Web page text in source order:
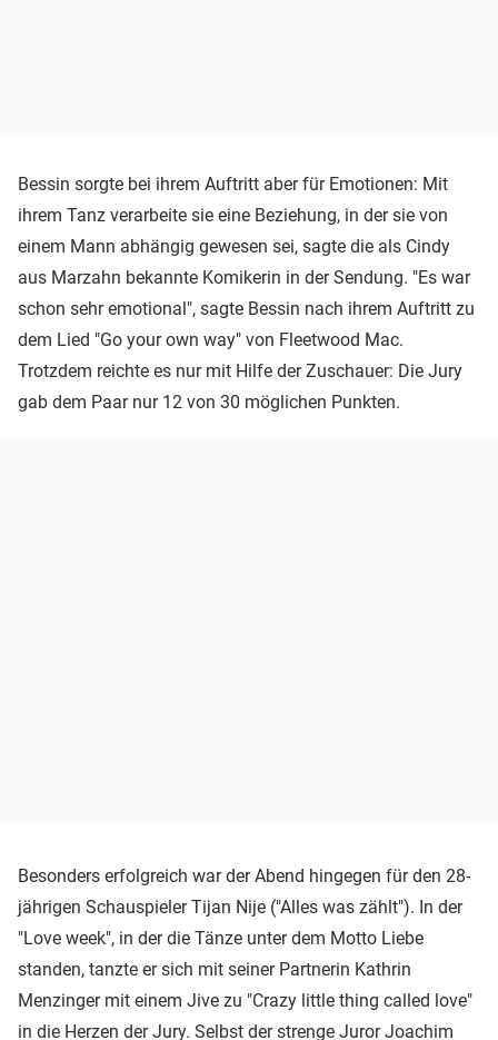
Bessin sorgte bei ihrem Auftritt aber für Emotionen: Mit
ihrem Tanz verarbeite sie eine Beziehung, in der sie von
einem Mann abhängig gewesen sei, sagte die als Cindy
aus Marzahn bekannte Komikerin in der Sendung. "Es war
schon sehr emotional", sagte Bessin nach ihrem Auftritt zu
dem Lied "Go your own way" von Fleetwood Mac.
Trotzdem reichte es nur mit Hilfe der Zuschauer: Die Jury
gab dem Paar nur 12 von 30 möglichen Punkten.
Besonders erfolgreich war der Abend hingegen für den 28-
jährigen Schauspieler Tijan Nije ("Alles was zählt"). In der
"Love week", in der die Tänze unter dem Motto Liebe
standen, tanzte er sich mit seiner Partnerin Kathrin
Menzinger mit einem Jive zu "Crazy little thing called love"
in die Herzen der Jury. Selbst der strenge Juror Joachim